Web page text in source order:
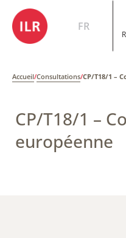
FR
Accueil/Consultations/CP/T18/1 –
CP/T18/1 –
européenne